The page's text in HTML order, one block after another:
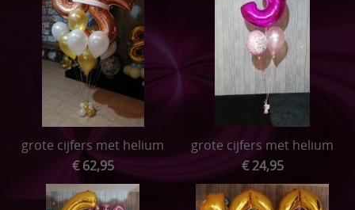
grote cijfers met helium
€ 62,95
grote cijfers met helium
€ 24,95